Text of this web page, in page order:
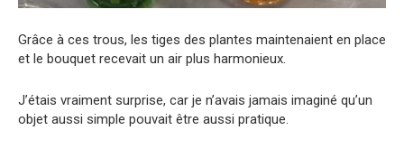
Grâce à ces trous, les tiges des plantes maintenaient en place
et le bouquet recevait un air plus harmonieux.
J’étais vraiment surprise, car je n’avais jamais imaginé qu’un
objet aussi simple pouvait être aussi pratique.